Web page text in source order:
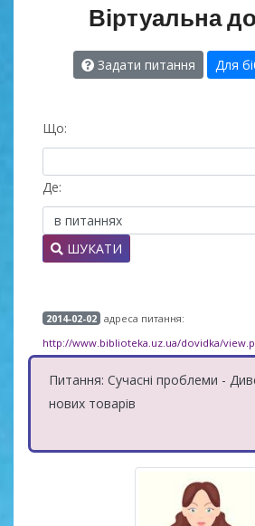
Віртуальна
Задати питання Для
Що:
Де:
ШУКАТИ
2014-02-02 адреса питання:
http://www.biblioteka.uz.ua/dovidka/
Питання: Сучасні проблеми -
нових товарів